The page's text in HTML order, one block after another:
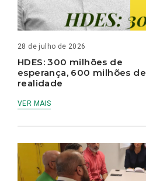
28 de julho de 2026
HDES: 300 milhões de
esperança, 600 milhões de
realidade
VER MAIS